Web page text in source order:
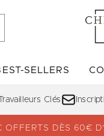
SELLERS
Clés
OFFERTS DÈS 60€